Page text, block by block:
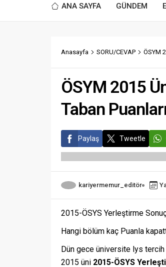
ANA SAYFA GÜNDEM
Anasayfa SORU/CEVAP ÖSYM
ÖSYM 2015
Taban
Paylaş Tweetle
kariyermemur_editör
2015-ÖSYS Yerleştirme
Hangi bölüm kaç Puanla
Dün gece üniversite lys tercih
2015 üni 2015-ÖSYS